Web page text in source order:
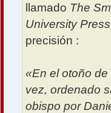
llamado The
University Press
precisión :
«En el otoño
vez, ordenado
obispo por